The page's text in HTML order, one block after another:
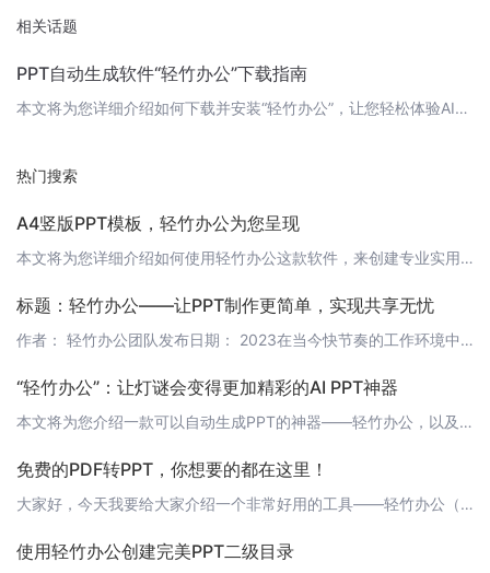
相关话题
PPT自动生成软件“轻竹办公”下载指南
本文将为您详细介绍如何下载并安装“轻竹办公”，让您轻松体验AI技术自动生成PPT的便捷。 1. 了解轻竹办公轻竹办公是一款利用先进AI技术自动生成PPT的软件，可以帮助用户快速制作出专业、美观的演示文稿。它支持多种PPT模板、图表和图片，让您的演示文稿更具吸引力。此外，轻竹办公还具备智能排版、一键替换等功能，让您在制作PPT过程中更加高效。 2. 下载轻竹办公为了方便用户下载和使用，轻竹办公提供了
热门搜索
A4竖版PPT模板，轻竹办公为您呈现
本文将为您详细介绍如何使用轻竹办公这款软件，来创建专业实用的A4竖版PPT模板。轻竹办公是一款通过AI技术自动生成PPT的软件，它可以帮助您快速制作出高质量的PPT，节省您的时间和精力。让我们一起来了解一下吧！ 一、轻竹办公简介轻竹办公是一款智能PPT制作工具，它利用先进的AI技术，可以根据您的需求自动生成PPT，让您轻松应对各种商务、学术和政务场合。轻竹办公为您提供丰富的模板、图表和动效，帮助您
标题：轻竹办公——让PPT制作更简单，实现共享无忧
作者： 轻竹办公团队发布日期： 2023在当今快节奏的工作环境中，高效协作显得尤为重要。一份清晰、专业的演示文稿（PPT）不仅是传递信息的关键，更是塑造企业形象的重要工具。为此，我们引入了轻竹办公，这是一款利用人工智能（AI）技术，自动生成PPT的软件，旨在为职场人士带来前所未有的便捷与高效。 自动生成，省时省力轻竹办公的核心功能就是利用先进的AI技术，自动生成符合用户需求的PPT。你只需简单输入
“轻竹办公”：让灯谜会变得更加精彩的AI PPT神器
本文将为您介绍一款可以自动生成PPT的神器——轻竹办公，以及它是如何让灯谜会变得更加精彩的。 什么是轻竹办公？轻竹办公是一款通过人工智能技术自动生成PPT的软件，可以帮助用户快速制作出专业、精美的演示文稿。它集成了丰富的模板、图标和图表，让用户可以轻松地编辑和定制自己的PPT。 轻竹办公如何让灯谜会变得更加精彩？想象一下，在一场灯谜会上，主持人可以使用轻竹办公自动生成的PPT来展示谜题和答案。这个
免费的PDF转PPT，你想要的都在这里！
大家好，今天我要给大家介绍一个非常好用的工具——轻竹办公（https://www.qzoffice.com），这是一款通过AI技术自动生成PPT的软件。同时，它还提供了一个非常实用的功能——免费的PDF转PPT！你是否曾经为了解决PDF转PPT的问题而烦恼？我曾经也是，直到我发现了轻竹办公。它不仅可以帮助你轻松地将PDF文件转换成PPT格式，而且完全免费！ 如何使用轻竹办公进行PDF转PPT？首先
使用轻竹办公创建完美PPT二级目录